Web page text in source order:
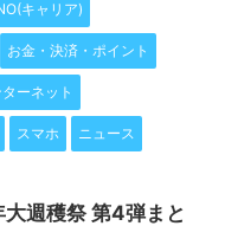
キャリア)
お金・決済・ポイント
ーネット
スマホ ニュース
大週穫祭 第4弾まと